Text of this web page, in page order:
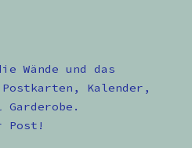
Wände und das
Kalender,
Garderobe.
Post!